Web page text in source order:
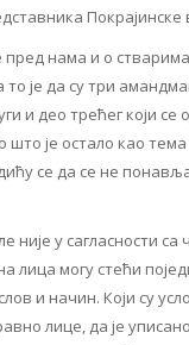
Покрајинске
пред нама и о
је да су три
и део трећег који
је остало као
се да се не
у сагласности са
лица могу стећи
и начин. Који су
лице, да је